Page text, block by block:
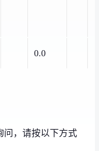
0.0
问，请按以下方式